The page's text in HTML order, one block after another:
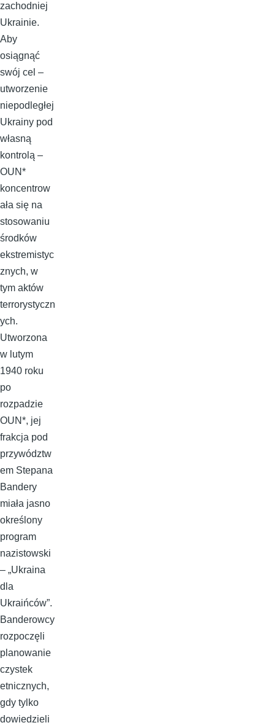
zachodniej
Ukrainie.
Aby
osiągnąć
swój cel –
utworzenie
niepodległej
Ukrainy pod
własną
kontrolą –
OUN*
koncentrow
ała się na
stosowaniu
środków
ekstremistyc
znych, w
tym aktów
terrorystyczn
ych.
Utworzona
w lutym
1940 roku
po
rozpadzie
OUN*, jej
frakcja pod
przywództw
em Stepana
Bandery
miała jasno
określony
program
nazistowski
– „Ukraina
dla
Ukraińców”.
Banderowcy
rozpoczęli
planowanie
czystek
etnicznych,
gdy tylko
dowiedzieli